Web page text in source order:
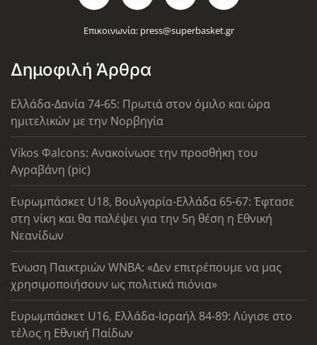
Επικοινωνία: press@superbasket.gr
Δημοφιλή Άρθρα
Ελλάδα-Δανία 74-65: Πρωτιά στον όμιλο και ώρα
ημιτελικών με την Νορβηγία
Vikos Φalcons: Ανακοίνωσε την προσθήκη του
Αγραβάνη (pic)
Ευρωμπάσκετ U18, Βουλγαρία-Ελλάδα 65-67: Έφτασε
στη νίκη και θα παλέψει για την 5η θέση η Εθνική
Νεανίδων
Ένωση Παικτριών WNBA: «Δεν επιτρέπουμε να μας
χρησιμοποιήσουν ως πολιτικά πιόνια»
Ευρωμπάσκετ U16, Ελλάδα-Ισραήλ 84-89: Λύγισε στο
τέλος η Εθνική Παίδων